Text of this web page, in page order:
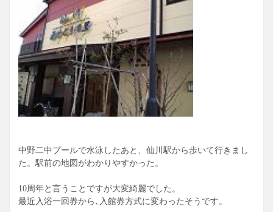
中野二中プールで水泳したあと、仙川駅から歩いて行きまし
た。駅前の地図がわかりやすかった。
10周年と言うことですが大変綺麗でした。
最近入浴一回券から､入館券方式に変わったそうです。